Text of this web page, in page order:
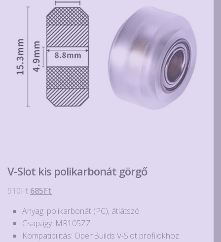
V-Slot kis polikarbonát görgő
910Ft Original
was:
910Ft.
685Ft
is:
685Ft.
Anyag: polikarbonát (PC), átlátszó
Csapágy: MR105ZZ
Kompatibilitás: OpenBuilds V-Slot profilokhoz